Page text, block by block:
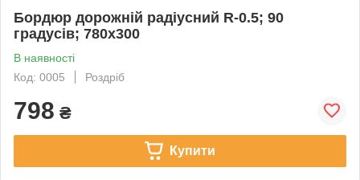
Бордюр дорожній радіусний R-0.5; 90
градусів; 780х300
В наявності
Код: 0005
Роздріб
798 ₴
Купити